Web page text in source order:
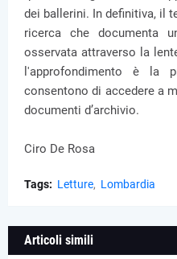
dei ballerini. In definitiva, il
ricerca che documenta
osservata attraverso la
l'approfondimento è la
consentono di accedere a
documenti d’archivio.
Ciro De Rosa
Tags: Letture Lombardia
Articoli simili